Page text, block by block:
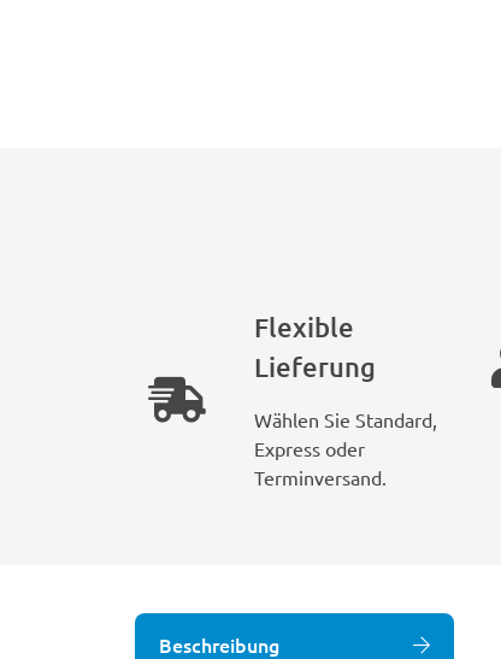
Flexible
Lieferung
Wählen Sie Standard,
Express oder
Terminversand.
Beschreibung